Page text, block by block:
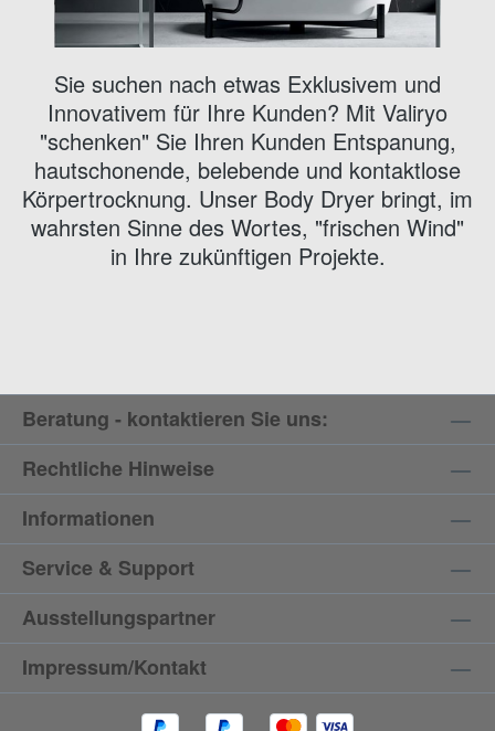
Sie suchen nach etwas Exklusivem und
Innovativem für Ihre Kunden? Mit Valiryo
"schenken" Sie Ihren Kunden Entspanung,
hautschonende, belebende und kontaktlose
Körpertrocknung. Unser Body Dryer bringt, im
wahrsten Sinne des Wortes, "frischen Wind"
in Ihre zukünftigen Projekte.
Beratung - kontaktieren Sie uns:
Rechtliche Hinweise
Informationen
Service & Support
Ausstellungspartner
Impressum/Kontakt